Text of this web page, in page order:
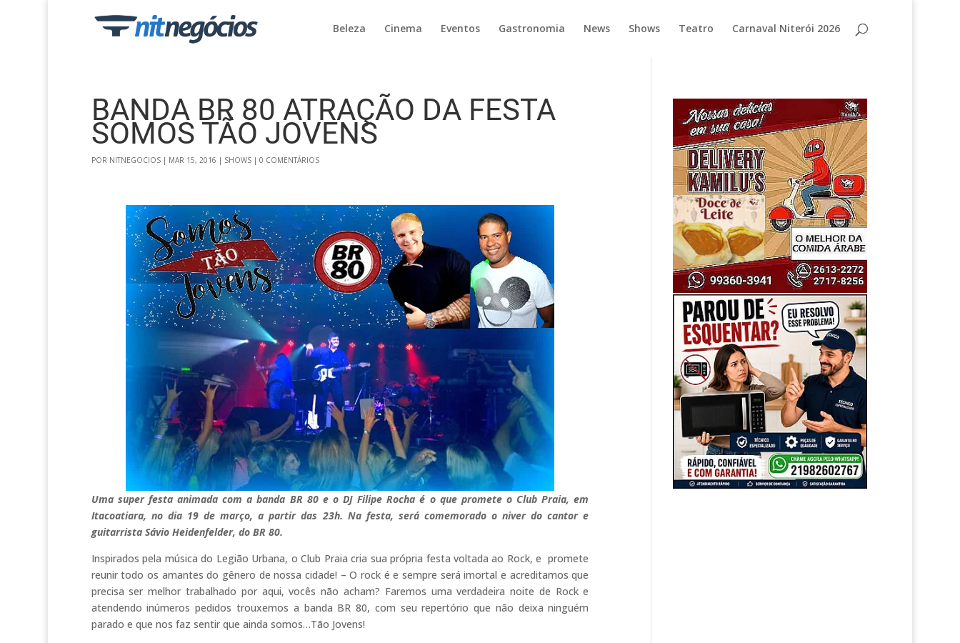
Beleza Cinema Eventos Gastronomia News Shows Teatro Carnaval Niterói 2026
BANDA BR 80 ATRAÇÃO DA FESTA
SOMOS TÃO JOVENS
POR NITNEGOCIOS| MAR 15, 2016 | SHOWS| 0 COMENTÁRIOS
Uma super festa animada com a banda BR 80 e o DJ Filipe Rocha é o que promete o Club Praia, em
Itacoatiara, no dia 19 de março, a partir das 23h. Na festa, será comemorado o niver do cantor e
guitarrista Sávio Heidenfelder, do BR 80.
Inspirados pela música do Legião Urbana, o Club Praia cria sua própria festa voltada ao Rock, e promete
reunir todo os amantes do gênero de nossa cidade! – O rock é e sempre será imortal e acreditamos que
precisa ser melhor trabalhado por aqui, vocês não acham? Faremos uma verdadeira noite de Rock e
atendendo inúmeros pedidos trouxemos a banda BR 80, com seu repertório que não deixa ninguém
parado e que nos faz sentir que ainda somos…Tão Jovens!